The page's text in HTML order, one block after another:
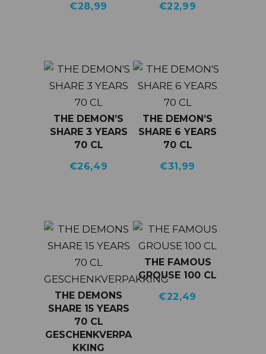
€28,99
€22,99
THE DEMON’S
SHARE 3 YEARS
70 CL
€26,49
THE DEMON’S
SHARE 6 YEARS
70 CL
€31,99
THE DEMONS
SHARE 15 YEARS
70 CL
GESCHENKVERPA
KKING
THE FAMOUS
GROUSE 100 CL
€22,49